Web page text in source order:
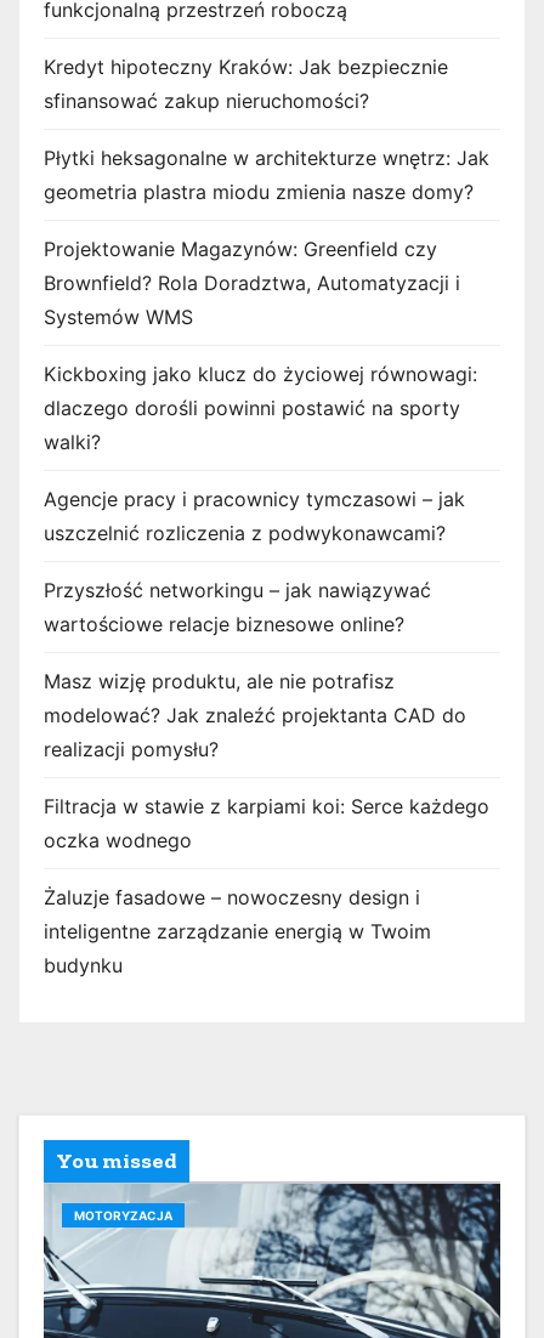
funkcjonalną przestrzeń roboczą
Kredyt hipoteczny Kraków: Jak bezpiecznie
sfinansować zakup nieruchomości?
Płytki heksagonalne w architekturze wnętrz: Jak
geometria plastra miodu zmienia nasze domy?
Projektowanie Magazynów: Greenfield czy
Brownfield? Rola Doradztwa, Automatyzacji i
Systemów WMS
Kickboxing jako klucz do życiowej równowagi:
dlaczego dorośli powinni postawić na sporty
walki?
Agencje pracy i pracownicy tymczasowi – jak
uszczelnić rozliczenia z podwykonawcami?
Przyszłość networkingu – jak nawiązywać
wartościowe relacje biznesowe online?
Masz wizję produktu, ale nie potrafisz
modelować? Jak znaleźć projektanta CAD do
realizacji pomysłu?
Filtracja w stawie z karpiami koi: Serce każdego
oczka wodnego
Żaluzje fasadowe – nowoczesny design i
inteligentne zarządzanie energią w Twoim
budynku
You missed
MOTORYZACJA